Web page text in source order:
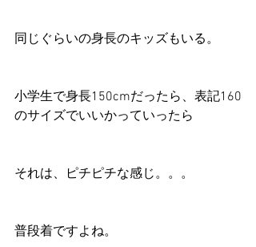
同じぐらいの身長のキッズもいる。
小学生で身長150cmだったら、表記160
のサイズでいいかっていったら
それは、ピチピチな感じ。。。
普段着ですよね。